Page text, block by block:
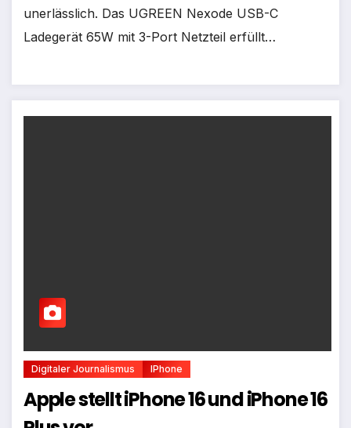
unerlässlich. Das UGREEN Nexode USB-C
Ladegerät 65W mit 3-Port Netzteil erfüllt…
Digitaler Journalismus IPhone
Apple stellt iPhone 16 und iPhone 16